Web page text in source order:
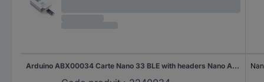
Arduino ABX00034 Carte Nano 33 BLE with headers Nano ARM® Cortex®-M4